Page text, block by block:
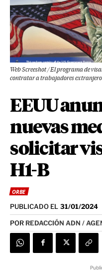
Web Screeshot / El programa de
contratar a trabajadores
EEUU
nuevas
solicitar
H1-B
ORBE
PUBLICADO EL 31/01/2024
POR REDACCIÓN ADN /